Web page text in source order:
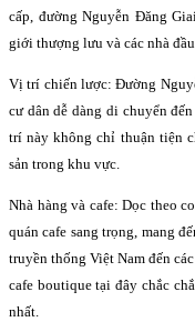
cấp, đường Nguyễn Đăng
giới thượng lưu và các nhà
Vị trí chiến lược: Đường
cư dân dễ dàng di chuyển
trí này không chỉ thuận tiện
sản trong khu vực.
Nhà hàng và cafe: Dọc theo
quán cafe sang trọng, mang
truyền thống Việt Nam đến
cafe boutique tại đây chắc
nhất.